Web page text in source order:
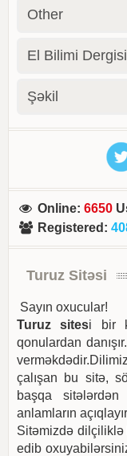
Other
El Bilimi Dergisi
Şəkil
Online:6650
Registered :
Turuz Sitəsi
Sayın oxucular!
Turuz sitesi bir
qonulardan
çalışan bu sitə,
başqa
anlamların
Sitəmizdə dilçiliklə
edib